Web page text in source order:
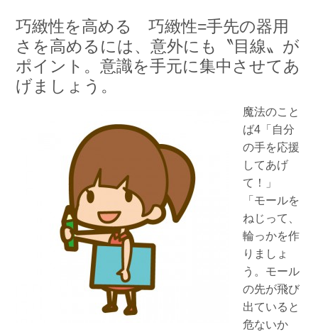
巧緻性を高める 巧緻性=手先の器用
さを高めるには、意外にも〝目線〟が
ポイント。意識を手元に集中させてあ
げましょう。
魔法のこと
ば4「自分
の手を応援
してあげ
て！」
「モールを
ねじって、
輪っかを作
りましょ
う。モール
の先が飛び
出ていると
危ないか